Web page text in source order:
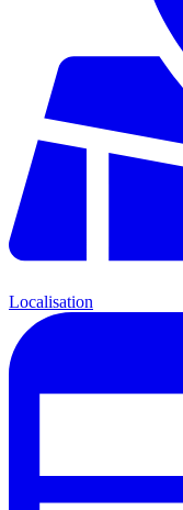
Localisation